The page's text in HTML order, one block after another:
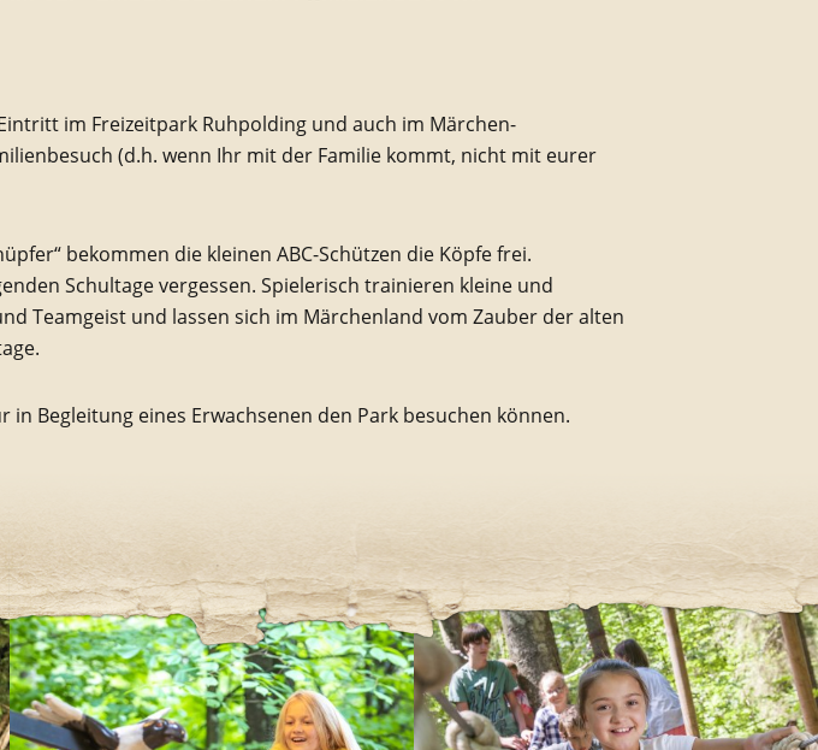
im Freizeitpark Ruhpolding und auch im Märchen-
(d.h. wenn Ihr mit der Familie kommt, nicht mit eurer
bekommen die kleinen ABC-Schützen die Köpfe frei.
Schultage vergessen. Spielerisch trainieren kleine und
Teamgeist und lassen sich im Märchenland vom Zauber der alten
Begleitung eines Erwachsenen den Park besuchen können.